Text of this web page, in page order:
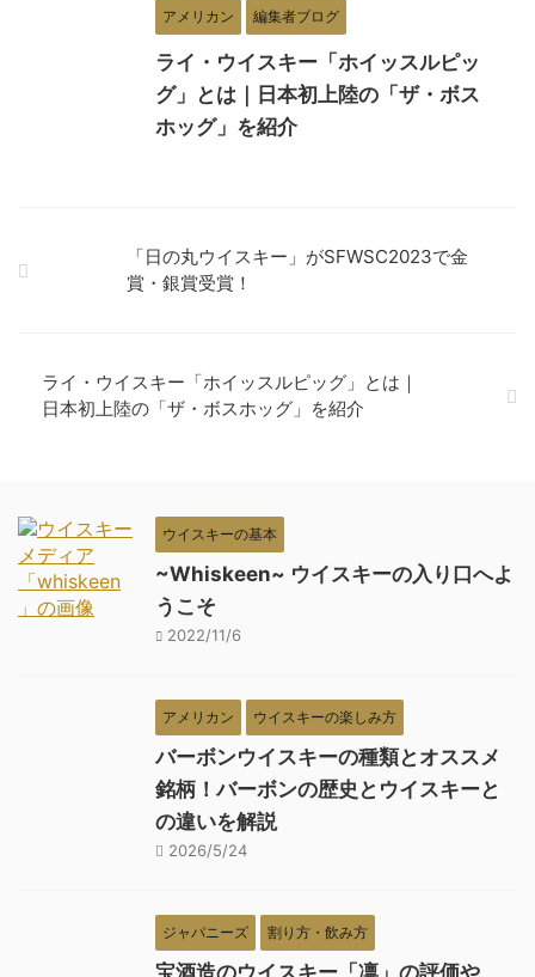
アメリカン 編集者ブログ
ライ・ウイスキー「ホイッスルピッ
グ」とは｜日本初上陸の「ザ・ボス
ホッグ」を紹介
「日の丸ウイスキー」がSFWSC2023で金
賞・銀賞受賞！
ライ・ウイスキー「ホイッスルピッグ」とは｜
日本初上陸の「ザ・ボスホッグ」を紹介
ウイスキーの基本
~Whiskeen~ ウイスキーの入り口へよ
うこそ
2022/11/6
アメリカン ウイスキーの楽しみ方
バーボンウイスキーの種類とオススメ
銘柄！バーボンの歴史とウイスキーと
の違いを解説
2026/5/24
ジャパニーズ 割り方・飲み方